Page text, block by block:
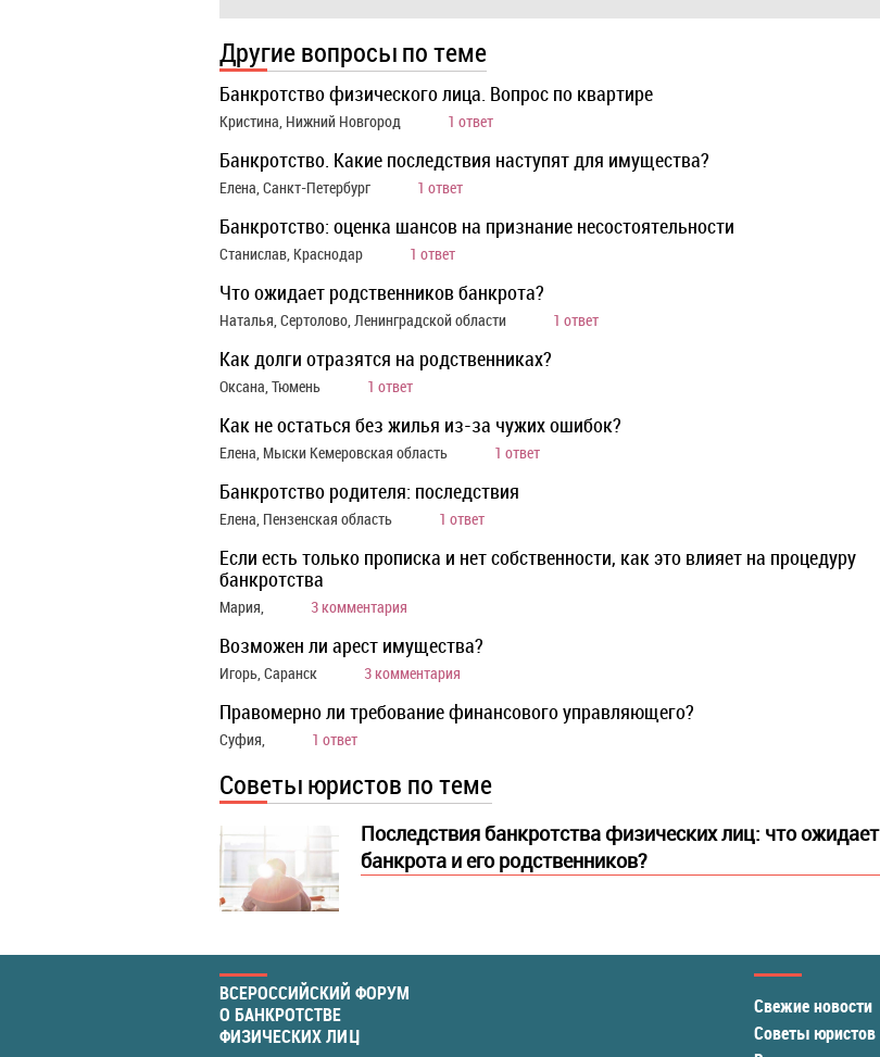
Другие вопросы по теме
Банкротство физического лица. Вопрос по квартире
Кристина, Нижний Новгород 1 ответ
Банкротство. Какие последствия наступят для имущества?
Елена, Санкт-Петербург 1 ответ
Банкротство: оценка шансов на признание несостоятельности
Станислав, Краснодар 1 ответ
Что ожидает родственников банкрота?
Наталья, Сертолово, Ленинградской области 1 ответ
Как долги отразятся на родственниках?
Оксана, Тюмень 1 ответ
Как не остаться без жилья из-за чужих ошибок?
Елена, Мыски Кемеровская область 1 ответ
Банкротство родителя: последствия
Елена, Пензенская область 1 ответ
Если есть только прописка и нет собственности, как это влияет на процедуру
банкротства
Мария, 3 комментария
Возможен ли арест имущества?
Игорь, Саранск 3 комментария
Правомерно ли требование финансового управляющего?
Суфия, 1 ответ
Советы юристов по теме
Последствия банкротства физических лиц: что ожидает
банкрота и его родственников?
ВСЕРОССИЙСКИЙ ФОРУМ
О БАНКРОТСТВЕ
ФИЗИЧЕСКИХ ЛИЦ
Свежие новости
Советы юристов